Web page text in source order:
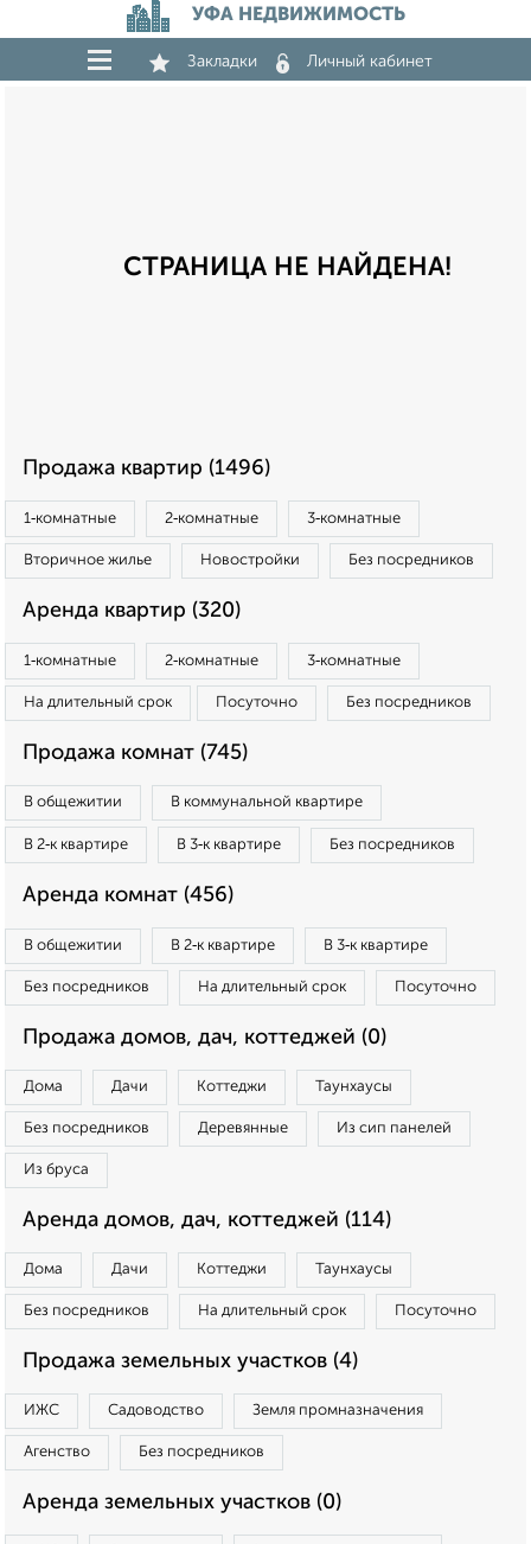
УФА НЕДВИЖИМОСТЬ
Закладки Личный кабинет
СТРАНИЦА НЕ НАЙДЕНА!
Продажа квартир (1496)
1‑комнатные 2‑комнатные 3‑комнатные
Вторичное жилье Новостройки Без посредников
Аренда квартир (320)
1‑комнатные 2‑комнатные 3‑комнатные
На длительный срок Посуточно Без посредников
Продажа комнат (745)
В общежитии В коммунальной квартире
В 2‑к квартире В 3‑к квартире Без посредников
Аренда комнат (456)
В общежитии В 2‑к квартире В 3‑к квартире
Без посредников На длительный срок Посуточно
Продажа домов, дач, коттеджей (0)
Дома Дачи Коттеджи Таунхаусы
Без посредников Деревянные Из сип панелей
Из бруса
Аренда домов, дач, коттеджей (114)
Дома Дачи Коттеджи Таунхаусы
Без посредников На длительный срок Посуточно
Продажа земельных участков (4)
ИЖС Садоводство Земля промназначения
Агенство Без посредников
Аренда земельных участков (0)